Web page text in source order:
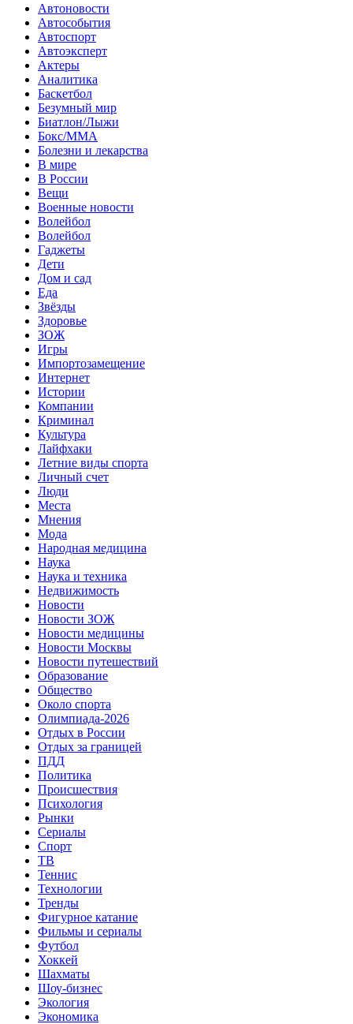
Автоновости
Автособытия
Автоспорт
Автоэксперт
Актеры
Аналитика
Баскетбол
Безумный мир
Биатлон/Лыжи
Бокс/MMA
Болезни и лекарства
В мире
В России
Вещи
Военные новости
Волейбол
Волейбол
Гаджеты
Дети
Дом и сад
Еда
Звёзды
Здоровье
ЗОЖ
Игры
Импортозамещение
Интернет
Истории
Компании
Криминал
Культура
Лайфхаки
Летние виды спорта
Личный счет
Люди
Места
Мнения
Мода
Народная медицина
Наука
Наука и техника
Недвижимость
Новости
Новости ЗОЖ
Новости медицины
Новости Москвы
Новости путешествий
Образование
Общество
Около спорта
Олимпиада-2026
Отдых в России
Отдых за границей
ПДД
Политика
Происшествия
Психология
Рынки
Сериалы
Спорт
ТВ
Теннис
Технологии
Тренды
Фигурное катание
Фильмы и сериалы
Футбол
Хоккей
Шахматы
Шоу-бизнес
Экология
Экономика